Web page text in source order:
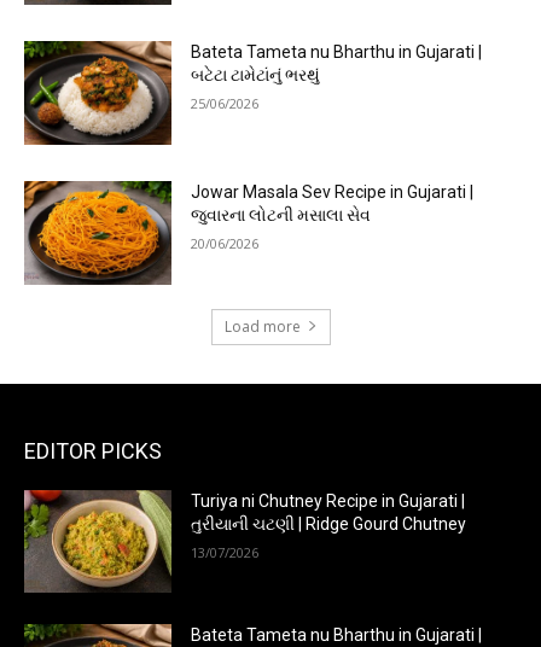
Bateta Tameta nu Bharthu in Gujarati |
બટેટા ટામેટાંનું ભરથું
25/06/2026
Jowar Masala Sev Recipe in Gujarati |
જુવારના લોટની મસાલા સેવ
20/06/2026
Load more
EDITOR PICKS
Turiya ni Chutney Recipe in Gujarati |
તુરીયાની ચટણી | Ridge Gourd Chutney
13/07/2026
Bateta Tameta nu Bharthu in Gujarati |